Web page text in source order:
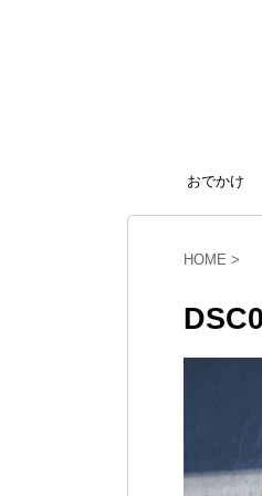
おでかけ
HOME >